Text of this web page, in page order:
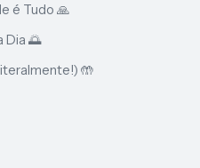
é Tudo 🙏
Dia 🌅
🤲